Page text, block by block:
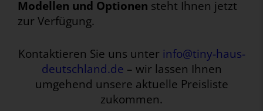
Modellen und Optionen steht Ihnen jetzt
zur Verfügung.
Kontaktieren Sie uns unter info@tiny-haus-
deutschland.de – wir lassen Ihnen
umgehend unsere aktuelle Preisliste
zukommen.